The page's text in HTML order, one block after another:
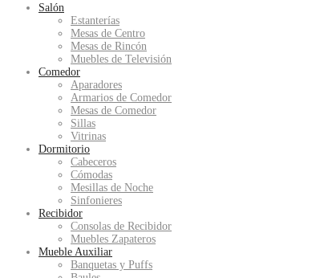
Salón
Estanterías
Mesas de Centro
Mesas de Rincón
Muebles de Televisión
Comedor
Aparadores
Armarios de Comedor
Mesas de Comedor
Sillas
Vitrinas
Dormitorio
Cabeceros
Cómodas
Mesillas de Noche
Sinfonieres
Recibidor
Consolas de Recibidor
Muebles Zapateros
Mueble Auxiliar
Banquetas y Puffs